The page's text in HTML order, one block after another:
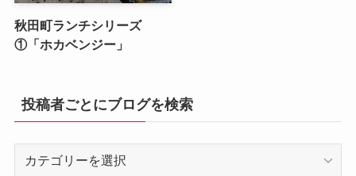
秋田町ランチシリーズ
①「ホカベンジー」
投稿者ごとにブログを検索